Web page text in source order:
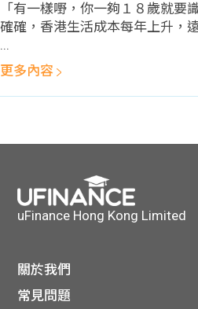
「有一樣嘢，你一夠１８歲就要
確確，香港生活成本每年上升，
...
更多內容
uFinance Hong Kong Limited
關於我們
常見問題